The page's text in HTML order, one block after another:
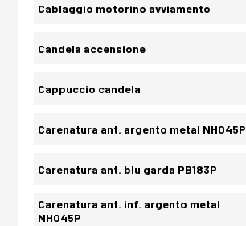
Cablaggio motorino avviamento
Candela accensione
Cappuccio candela
Carenatura ant. argento metal NH045P
Carenatura ant. blu garda PB183P
Carenatura ant. inf. argento metal
NH045P